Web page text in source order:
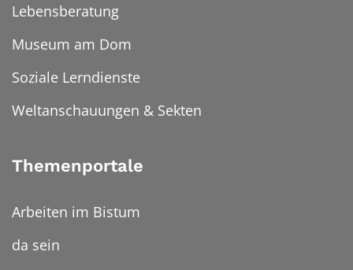
Lebensberatung
Museum am Dom
Soziale Lerndienste
Weltanschauungen & Sekten
Themenportale
Arbeiten im Bistum
da sein